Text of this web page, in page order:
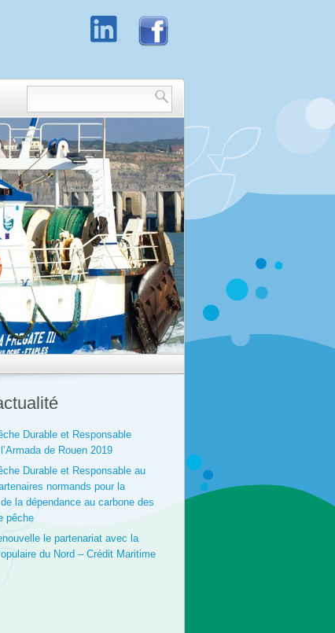
Durable et Responsable
de Rouen 2019
Durable et Responsable au
normands pour la
la dépendance au carbone des
pêche
le partenariat avec la
du Nord – Crédit Maritime